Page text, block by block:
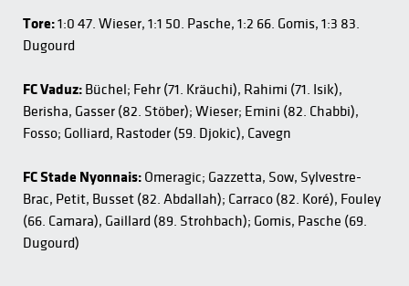
Tore:1:0 47. Wieser, 1:1 50. Pasche, 1:2 66. Gomis, 1:3 83.
Dugourd
FC Vaduz: Büchel; Fehr (71. Kräuchi), Rahimi (71. Isik),
Berisha, Gasser (82. Stöber); Wieser; Emini (82. Chabbi),
Fosso; Golliard, Rastoder (59. Djokic), Cavegn
FC Stade Nyonnais: Omeragic; Gazzetta, Sow, Sylvestre-
Brac, Petit, Busset (82. Abdallah); Carraco (82. Koré), Fouley
(66. Camara), Gaillard (89. Strohbach); Gomis, Pasche (69.
Dugourd)